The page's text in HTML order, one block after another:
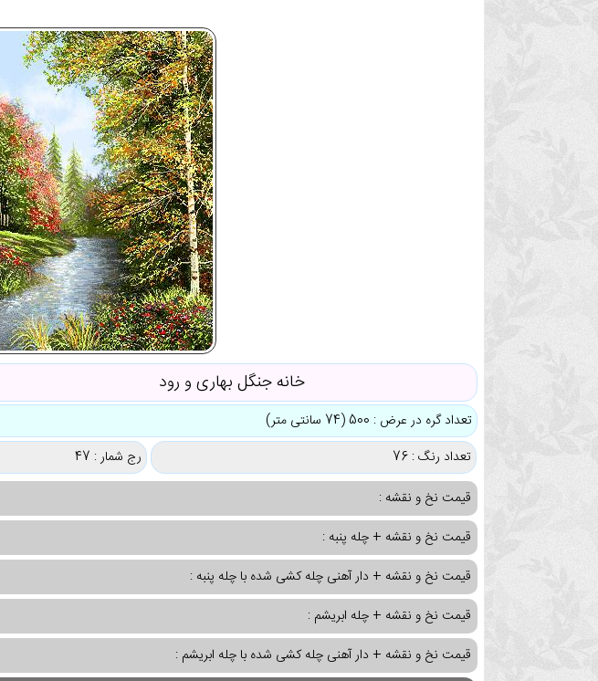
خانه جنگل بهاری و رود
تعداد گره در عرض : 500 (74 سانتی متر)
تعداد رنگ : 76
رج شمار : 47
قیمت نخ و نقشه :
قیمت نخ و نقشه + چله پنبه :
قیمت نخ و نقشه + دار آهنی چله کشی شده با چله پنبه :
قیمت نخ و نقشه + چله ابریشم :
قیمت نخ و نقشه + دار آهنی چله کشی شده با چله ابریشم :